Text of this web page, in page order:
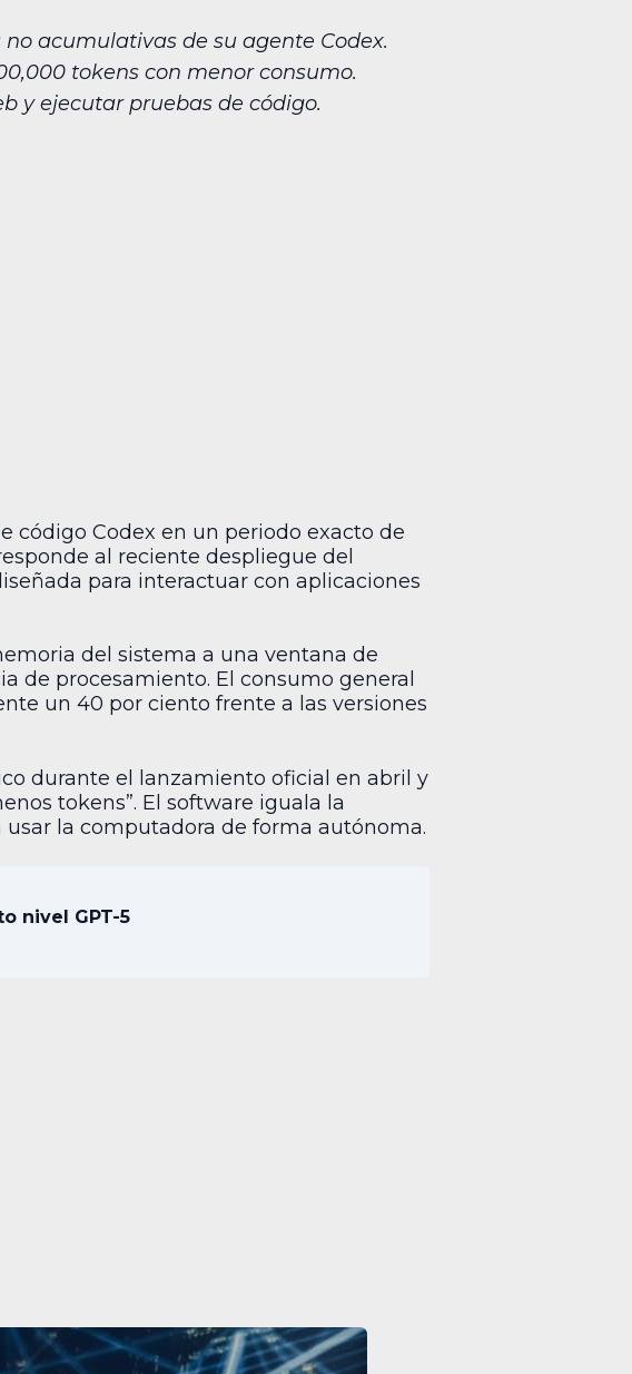
acumulativas de su agente Codex.
tokens con menor consumo.
y ejecutar pruebas de código.
código Codex en un periodo exacto de
al reciente despliegue del
para interactuar con aplicaciones
del sistema a una ventana de
de procesamiento. El consumo general
un 40 por ciento frente a las versiones
durante el lanzamiento oficial en abril y
tokens”. El software iguala la
usar la computadora de forma autónoma.
nivel GPT-5